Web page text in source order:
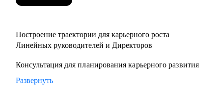
Построение траектории для карьерного роста
Линейных руководителей и Директоров
Консультация для планирования карьерного развития
Развернуть